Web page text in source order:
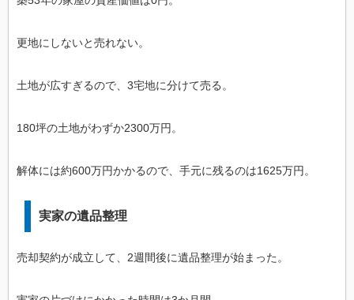
更地にしないと売れない。
土地が広すぎるので、3宅地に分けて売る。
180坪の土地がわずか2300万円。
解体には約600万円かかるので、手元に残るのは1625万円。
実家の遺品整理
売却契約が成立して、2週間後に遺品整理が始まった。